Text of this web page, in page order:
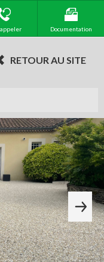
Documentation
RETOUR AU SITE